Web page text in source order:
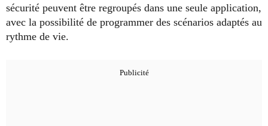
sécurité peuvent être regroupés dans une seule application,
avec la possibilité de programmer des scénarios adaptés au
rythme de vie.